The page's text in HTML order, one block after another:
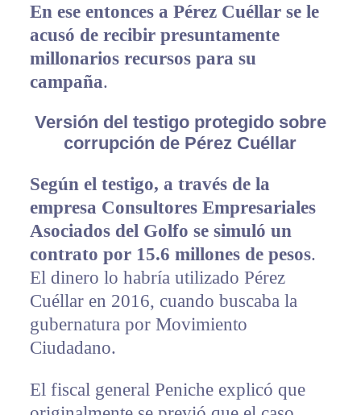
En ese entonces a Pérez Cuéllar se le
acusó de recibir presuntamente
millonarios recursos para su
campaña.
Versión del testigo protegido sobre
corrupción de Pérez Cuéllar
Según el testigo, a través de la
empresa Consultores Empresariales
Asociados del Golfo se simuló un
contrato por 15.6 millones de pesos.
El dinero lo habría utilizado Pérez
Cuéllar en 2016, cuando buscaba la
gubernatura por Movimiento
Ciudadano.
El fiscal general Peniche explicó que